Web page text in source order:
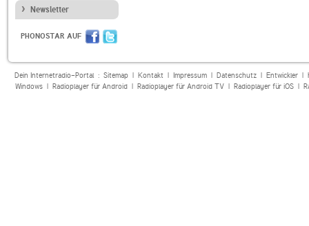
Newsletter
PHONOSTAR AUF
Dein Internetradio-Portal : Sitemap| Kontakt| Impressum| Datenschutz| Entwickler|
Windows| Radioplayer für Android| Radioplayer für Android TV| Radioplayer für iOS|